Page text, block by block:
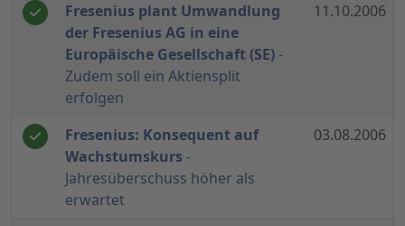
Fresenius plant Umwandlung
der Fresenius AG in eine
Europäische Gesellschaft (SE) -
Zudem soll ein Aktiensplit
erfolgen
11.10.2006
Fresenius: Konsequent auf
Wachstumskurs -
Jahresüberschuss höher als
erwartet
03.08.2006